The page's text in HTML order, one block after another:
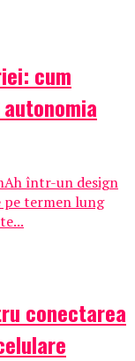
cum
autonomia
într-un design
termen lung
conectarea